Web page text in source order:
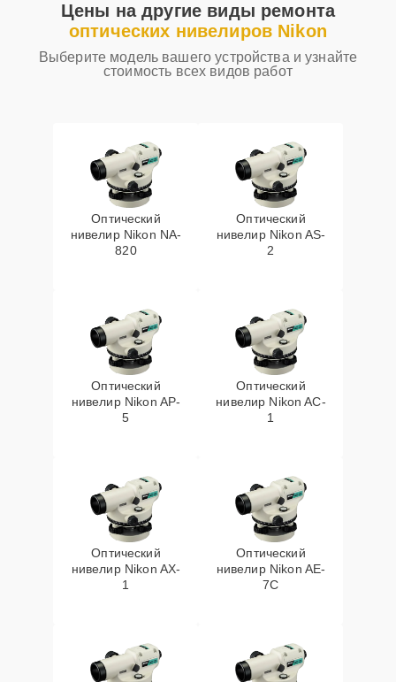
Цены на другие виды ремонта
оптических нивелиров Nikon
Выберите модель вашего устройства и узнайте
стоимость всех видов работ
Оптический
нивелир Nikon NA-
820
Оптический
нивелир Nikon AS-
2
Оптический
нивелир Nikon AP-
5
Оптический
нивелир Nikon AC-
1
Оптический
нивелир Nikon AX-
1
Оптический
нивелир Nikon AE-
7C